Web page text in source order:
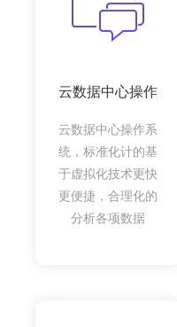
云数据中心操作
云数据中心操作系
统，标准化计的基
于虚拟化技术更快
更便捷，合理化的
分析各项数据